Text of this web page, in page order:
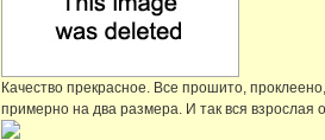
Качество прекрасное. Все прошито,
примерно на два размера. И так вся взрослая